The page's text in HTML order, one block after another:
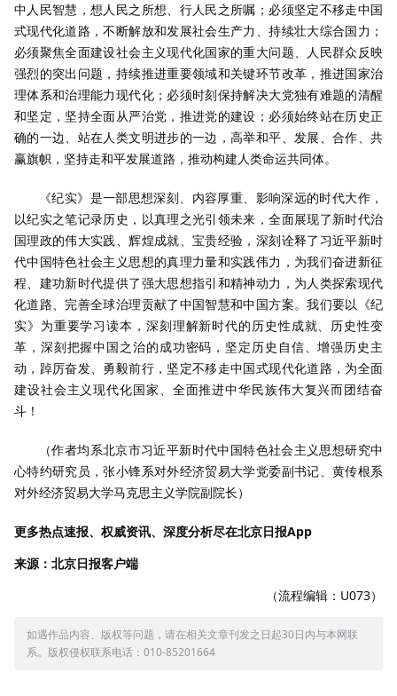
中人民智慧，想人民之所想、行人民之所嘱；必须坚定不移走中国
式现代化道路，不断解放和发展社会生产力、持续壮大综合国力；
必须聚焦全面建设社会主义现代化国家的重大问题、人民群众反映
强烈的突出问题，持续推进重要领域和关键环节改革，推进国家治
理体系和治理能力现代化；必须时刻保持解决大党独有难题的清醒
和坚定，坚持全面从严治党，推进党的建设；必须始终站在历史正
确的一边、站在人类文明进步的一边，高举和平、发展、合作、共
赢旗帜，坚持走和平发展道路，推动构建人类命运共同体。
《纪实》是一部思想深刻、内容厚重、影响深远的时代大作，
以纪实之笔记录历史，以真理之光引领未来，全面展现了新时代治
国理政的伟大实践、辉煌成就、宝贵经验，深刻诠释了习近平新时
代中国特色社会主义思想的真理力量和实践伟力，为我们奋进新征
程、建功新时代提供了强大思想指引和精神动力，为人类探索现代
化道路、完善全球治理贡献了中国智慧和中国方案。我们要以《纪
实》为重要学习读本，深刻理解新时代的历史性成就、历史性变
革，深刻把握中国之治的成功密码，坚定历史自信、增强历史主
动，踔厉奋发、勇毅前行，坚定不移走中国式现代化道路，为全面
建设社会主义现代化国家、全面推进中华民族伟大复兴而团结奋
斗！
（作者均系北京市习近平新时代中国特色社会主义思想研究中
心特约研究员，张小锋系对外经济贸易大学党委副书记、黄传根系
对外经济贸易大学马克思主义学院副院长）
更多热点速报、权威资讯、深度分析尽在北京日报App
来源：北京日报客户端
（流程编辑：U073）
如遇作品内容、版权等问题，请在相关文章刊发之日起30日内与本网联
系。版权侵权联系电话：010-85201664